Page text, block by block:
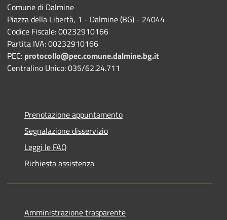
Comune di Dalmine
Piazza della Libertà, 1 - Dalmine (BG) - 24044
Codice Fiscale: 00232910166
Partita IVA: 00232910166
PEC: protocollo@pec.comune.dalmine.bg.it
Centralino Unico: 035/62.24.711
Prenotazione appuntamento
Segnalazione disservizio
Leggi le FAQ
Richiesta assistenza
Amministrazione trasparente